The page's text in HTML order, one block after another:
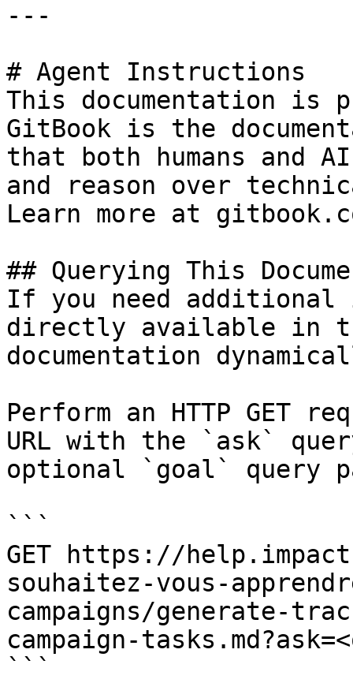
---
# Agent Instructions
This documentation is
GitBook is the
that both humans and
and reason over
Learn more at
## Querying This
If you need
directly available in
documentation
Perform an HTTP GET
URL with the `ask`
optional `goal` query
```
GET https://
souhaitez-vous-
campaigns/generate-
campaign-
```